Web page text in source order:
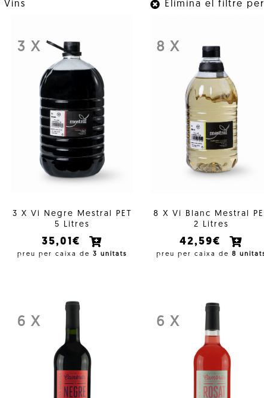
Vins Elimina el filtre
3 X
3 X Vi Negre Mestral PET
5 Litres
35,01€
preu per caixa de 3 unitats
8 X
8 X Vi Blanc Mestral
2 Litres
42,59€
preu per caixa de 8
6 X 6 X